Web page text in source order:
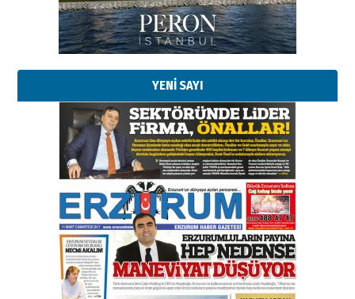
YENİ SAYI
Kadir SABUNCUOĞLU
Erzurumspor’un köşe taşları
29 Haziran 2026 Pazartesi
Kenan GÜLERCİ
Murat Şahsuvaroğlu ERKON’da
çıtayı yukarı taşırken,
yönetimdekiler aşağı
çekmemeli!
17 Şubat 2026 SalıOrhan BOZKURT
Bir fotoğraf, bir şehir, bir
gazeteci… Dizginler kimin
elinde?
31 Mart 2026 Salı
A. Berhan Yılmaz
BİR BÖLÜM DEĞİL, BİR ÖMÜR
SEÇİYORSUNUZ… “NEDEN
ATATÜRK ÜNİVERSİTESİ?”